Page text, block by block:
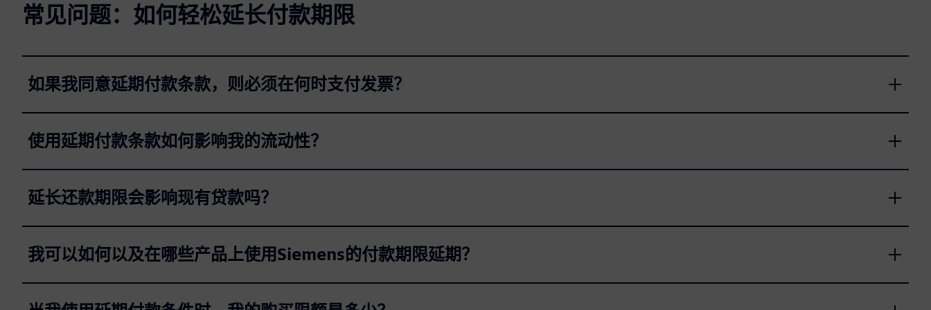
常见问题：如何轻松延长付款期限
如果我同意延期付款条款，则必须在何时支付发票？
使用延期付款条款如何影响我的流动性？
延长还款期限会影响现有贷款吗？
我可以如何以及在哪些产品上使用Siemens的付款期限延期？